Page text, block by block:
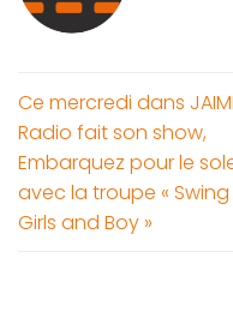
Ce mercredi dans
Radio fait son show,
Embarquez pour le
avec la troupe « Swing
Girls and Boy »